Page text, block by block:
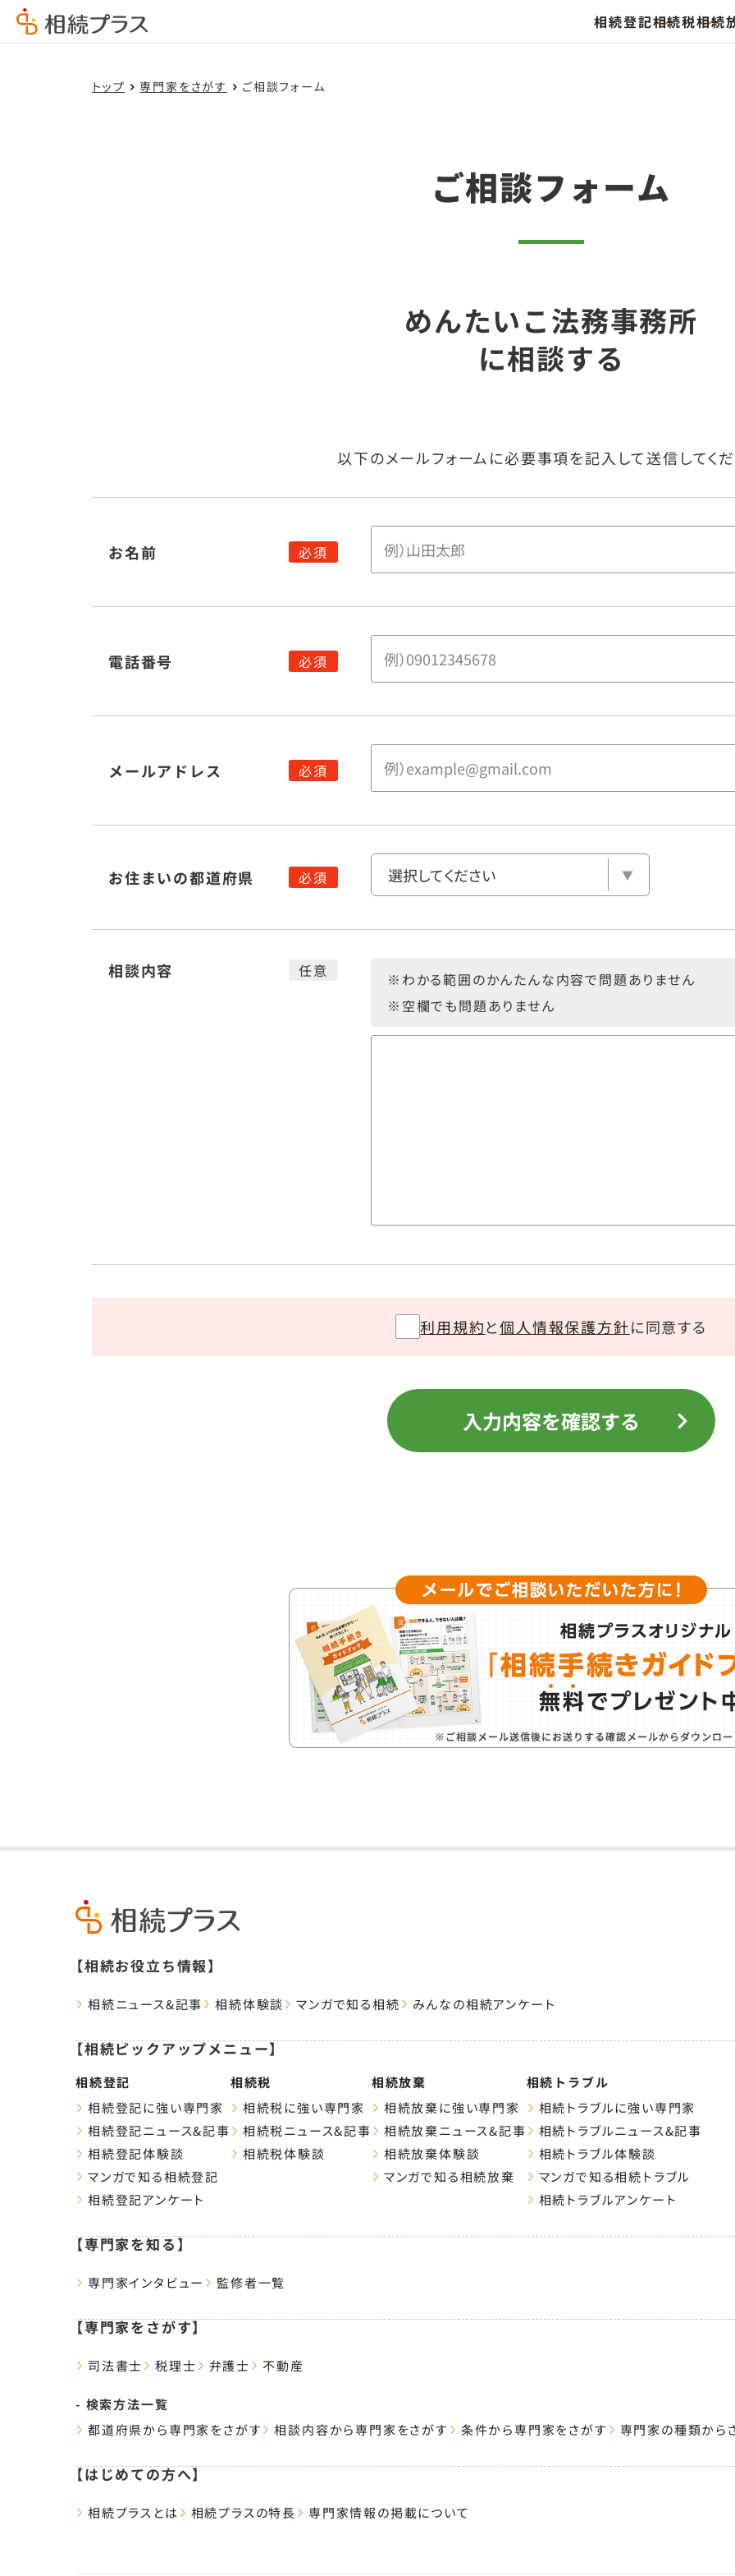
相続登記相続税相続
トップ 専門家をさがす ご相談フォーム
ご相談フォーム
めんたいこ法務事務所
に相談する
以下のメールフォームに必要事項を記入して送信してく
お名前
電話番号
メールアドレス
お住まいの都道府県
相談内容
※わかる範囲のかんたんな内容で問題ありません
※空欄でも問題ありません
利用規約と個人情報保護方針に同意する
【相続お役立ち情報】
相続ニュース&記事 相続体験談 マンガで知る相続 みんなの相続アンケート
【相続ピックアップメニュー】
相続登記
相続登記に強い専門家
相続登記ニュース&記事
相続登記体験談
マンガで知る相続登記
相続登記アンケート
相続税
相続税に強い専門家
相続税ニュース&記事
相続税体験談
相続放棄
相続放棄に強い専門家
相続放棄ニュース&記事
相続放棄体験談
マンガで知る相続放棄
相続トラブル
相続トラブルに強い専門家
相続トラブルニュース&記事
相続トラブル体験談
マンガで知る相続トラブル
相続トラブルアンケート
【専門家を知る】
専門家インタビュー 監修者一覧
【専門家をさがす】
司法書士 税理士 弁護士 不動産
- 検索方法一覧
都道府県から専門家をさがす
相談内容から専門家をさがす 条件から専門家をさがす 専門家の種類から
【はじめての方へ】
相続プラスとは 相続プラスの特長 専門家情報の掲載について